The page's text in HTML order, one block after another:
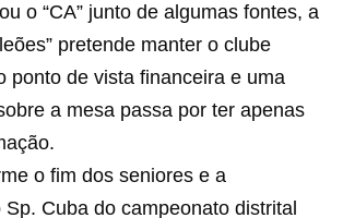
o “CA” junto de algumas fontes, a
pretende manter o clube
ponto de vista financeira e uma
a mesa passa por ter apenas
o fim dos seniores e a
Cuba do campeonato distrital